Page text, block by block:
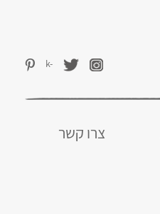
צרו קשר